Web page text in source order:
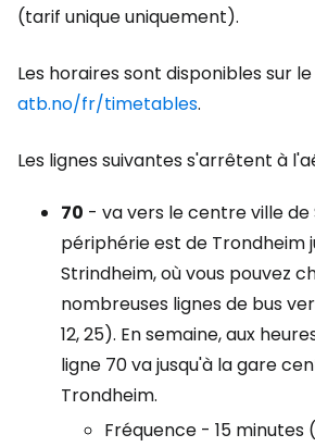
(tarif unique uniquement).
Les horaires sont disponibles sur
atb.no/fr/timetables.
Les lignes suivantes s'arrêtent à
70 - va vers le centre ville
périphérie est de Trondheim
Strindheim, où vous pouvez
nombreuses lignes de bus
12, 25). En semaine, aux
ligne 70 va jusqu'à la gare
Trondheim.
Fréquence - 15 minutes